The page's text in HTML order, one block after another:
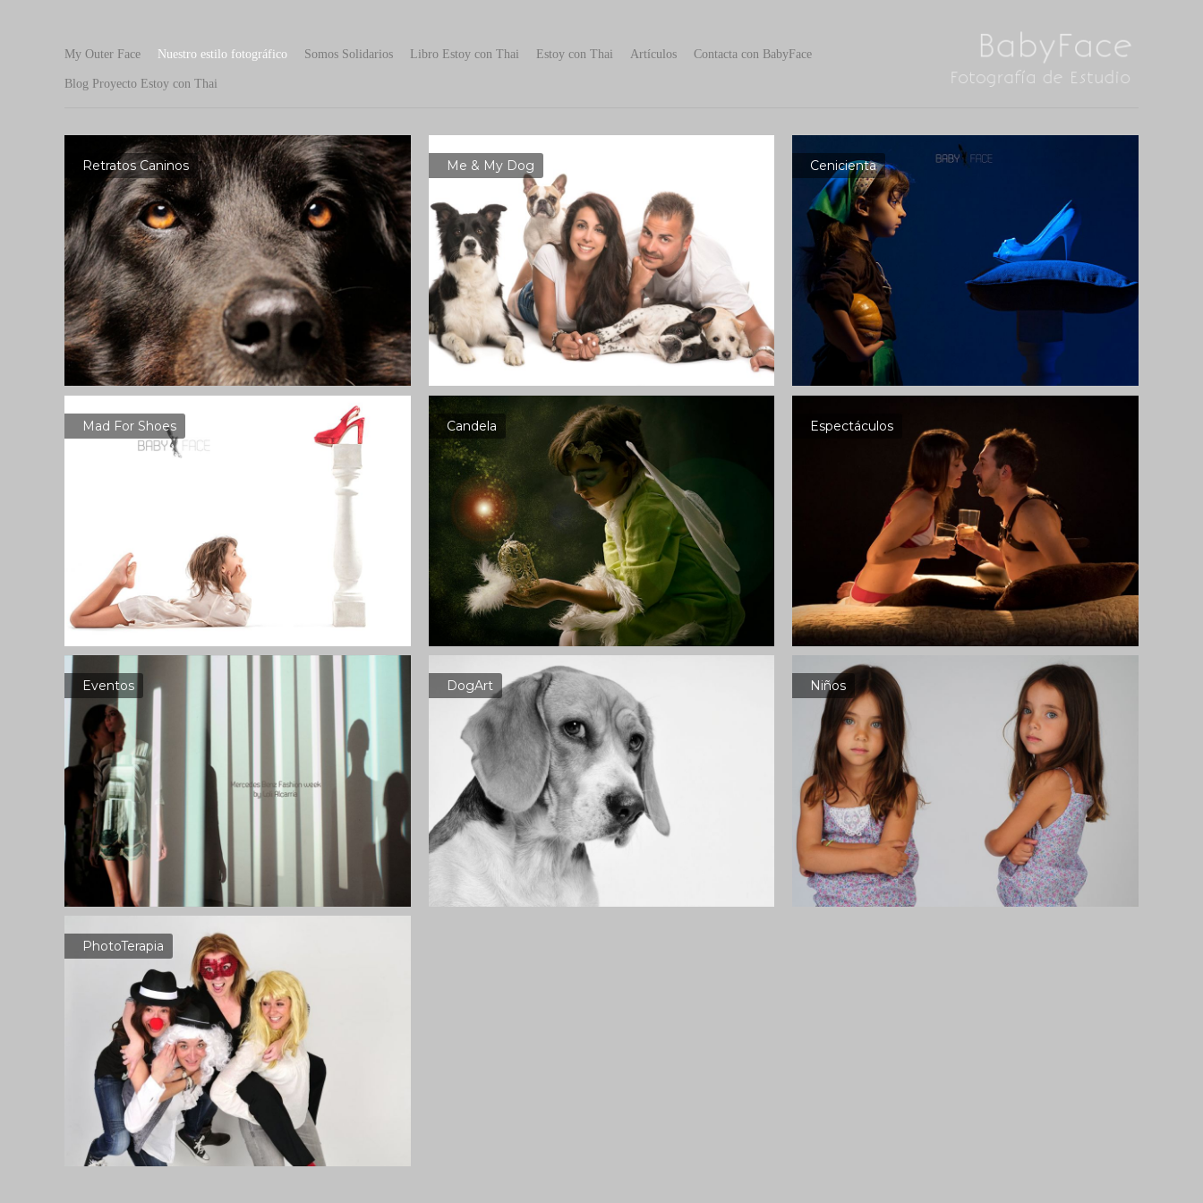
My Outer Face Nuestro estilo fotográfico Somos Solidarios Libro Estoy con Thai Estoy con Thai Artículos Contacta con BabyFace
Blog Proyecto Estoy con Thai
Retratos Caninos Me & My Dog Cenicienta
Mad For Shoes Candela Espectáculos
Eventos DogArt Niños
PhotoTerapia